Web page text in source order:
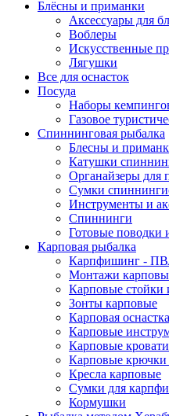
Блёсны и приманки
Аксессуары для
Воблеры
Искусственные
Лягушки
Все для оснасток
Посуда
Наборы
Газовое
Спиннинговая рыбалка
Блесны и
Катушки
Органайзеры для
Сумки
Инструменты и
Спиннинги
Готовые поводки
Карповая рыбалка
Карпфишинг -
Монтажи
Карповые стойки
Зонты карповые
Карповая оснастка
Карповые
Карповые кровати
Карповые крючки
Кресла карповые
Сумки для
Кормушки